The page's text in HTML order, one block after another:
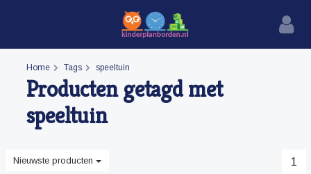
Home Tags speeltuin
Producten getagd met
speeltuin
Nieuwste producten 1